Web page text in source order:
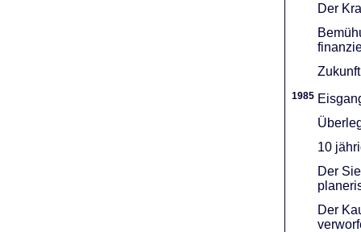
Der
1985
10
Der
Der